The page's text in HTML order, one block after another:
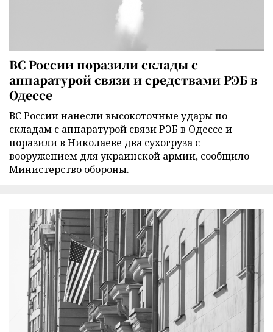
ВС России поразили склады с
аппаратурой связи и средствами РЭБ в
Одессе
ВС России нанесли высокоточные удары по
складам с аппаратурой связи РЭБ в Одессе и
поразили в Николаеве два сухогруза с
вооружением для украинской армии, сообщило
Министерство обороны.